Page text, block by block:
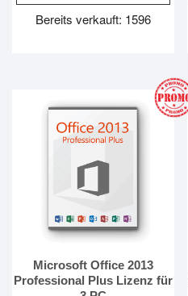
99.99€9.99€.
Bereits verkauft: 1596
Microsoft Office 2013
Professional Plus Lizenz für